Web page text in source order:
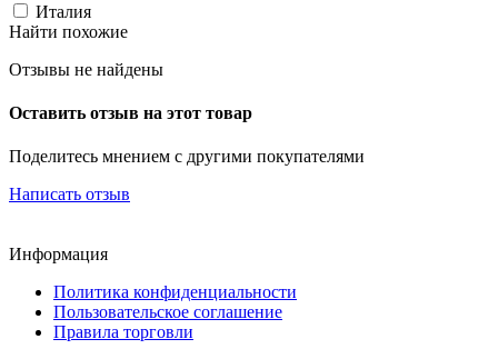
Италия
Найти похожие
Отзывы не найдены
Оставить отзыв на этот товар
Поделитесь мнением с другими покупателями
Написать отзыв
Информация
Политика конфиденциальности
Пользовательское соглашение
Правила торговли